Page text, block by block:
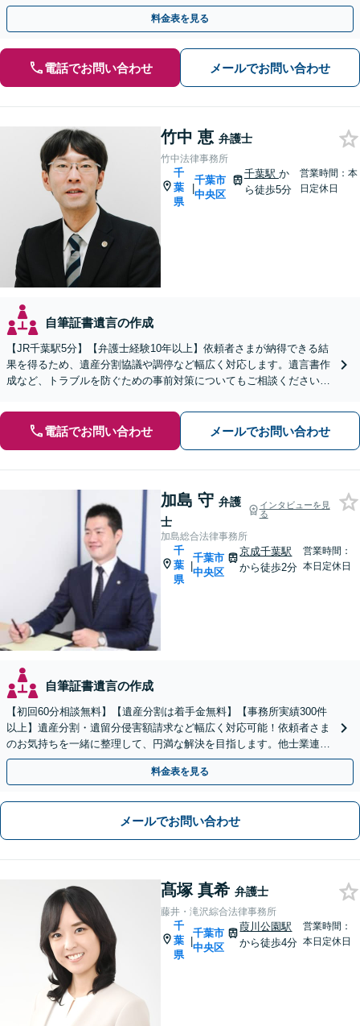
なども柔軟に対応します【休日／夜間面談OK】
料金表を見る
電話でお問い合わせ メールでお問い合わせ
竹中 恵 弁護士
竹中法律事務所
千
葉
県
|
千葉市
中央区
千葉駅 か
ら徒歩5分
営業時間：本
日定休日
自筆証書遺言の作成
【JR千葉駅5分】【弁護士経験10年以上】依頼者さまが納得できる結
果を得るため、遺産分割協議や調停など幅広く対応します。遺言書作
成など、トラブルを防ぐための事前対策についてもご相談ください
電話でお問い合わせ メールでお問い合わせ
加島 守 弁護
士
インタビューを見
る
加島総合法律事務所
千
葉
県
|
千葉市
中央区
京成千葉駅
から徒歩2分
営業時間：
本日定休日
自筆証書遺言の作成
【初回60分相談無料】【遺産分割は着手金無料】【事務所実績300件
以上】遺産分割・遺留分侵害額請求など幅広く対応可能！依頼者さま
のお気持ちを一緒に整理して、円満な解決を目指します。他士業連携
でスピード解決【出張相談OK】
料金表を見る
メールでお問い合わせ
髙塚 真希 弁護士
藤井・滝沢綜合法律事務所
千
葉
県
|
千葉市
中央区
葭川公園駅
から徒歩4分
営業時間：
本日定休日